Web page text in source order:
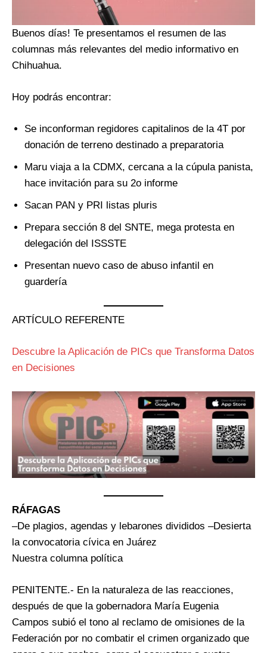
Buenos días! Te presentamos el resumen de las
columnas más relevantes del medio informativo en
Chihuahua.
Hoy podrás encontrar:
Se inconforman regidores capitalinos de la 4T por
donación de terreno destinado a preparatoria
Maru viaja a la CDMX, cercana a la cúpula panista,
hace invitación para su 2o informe
Sacan PAN y PRI listas pluris
Prepara sección 8 del SNTE, mega protesta en
delegación del ISSSTE
Presentan nuevo caso de abuso infantil en
guardería
ARTÍCULO REFERENTE
Descubre la Aplicación de PICs que Transforma Datos
en Decisiones
RÁFAGAS
–De plagios, agendas y lebarones divididos –Desierta
la convocatoria cívica en Juárez
Nuestra columna política
PENITENTE.- En la naturaleza de las reacciones,
después de que la gobernadora María Eugenia
Campos subió el tono al reclamo de omisiones de la
Federación por no combatir el crimen organizado que